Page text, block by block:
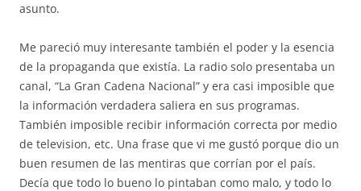
asunto.
Me pareció muy interesante también el poder y la esencia
de la propaganda que existía. La radio solo presentaba un
canal, “La Gran Cadena Nacional” y era casi imposible que
la información verdadera saliera en sus programas.
También imposible recibir información correcta por medio
de television, etc. Una frase que vi me gustó porque dio un
buen resumen de las mentiras que corrían por el país.
Decía que todo lo bueno lo pintaban como malo, y todo lo